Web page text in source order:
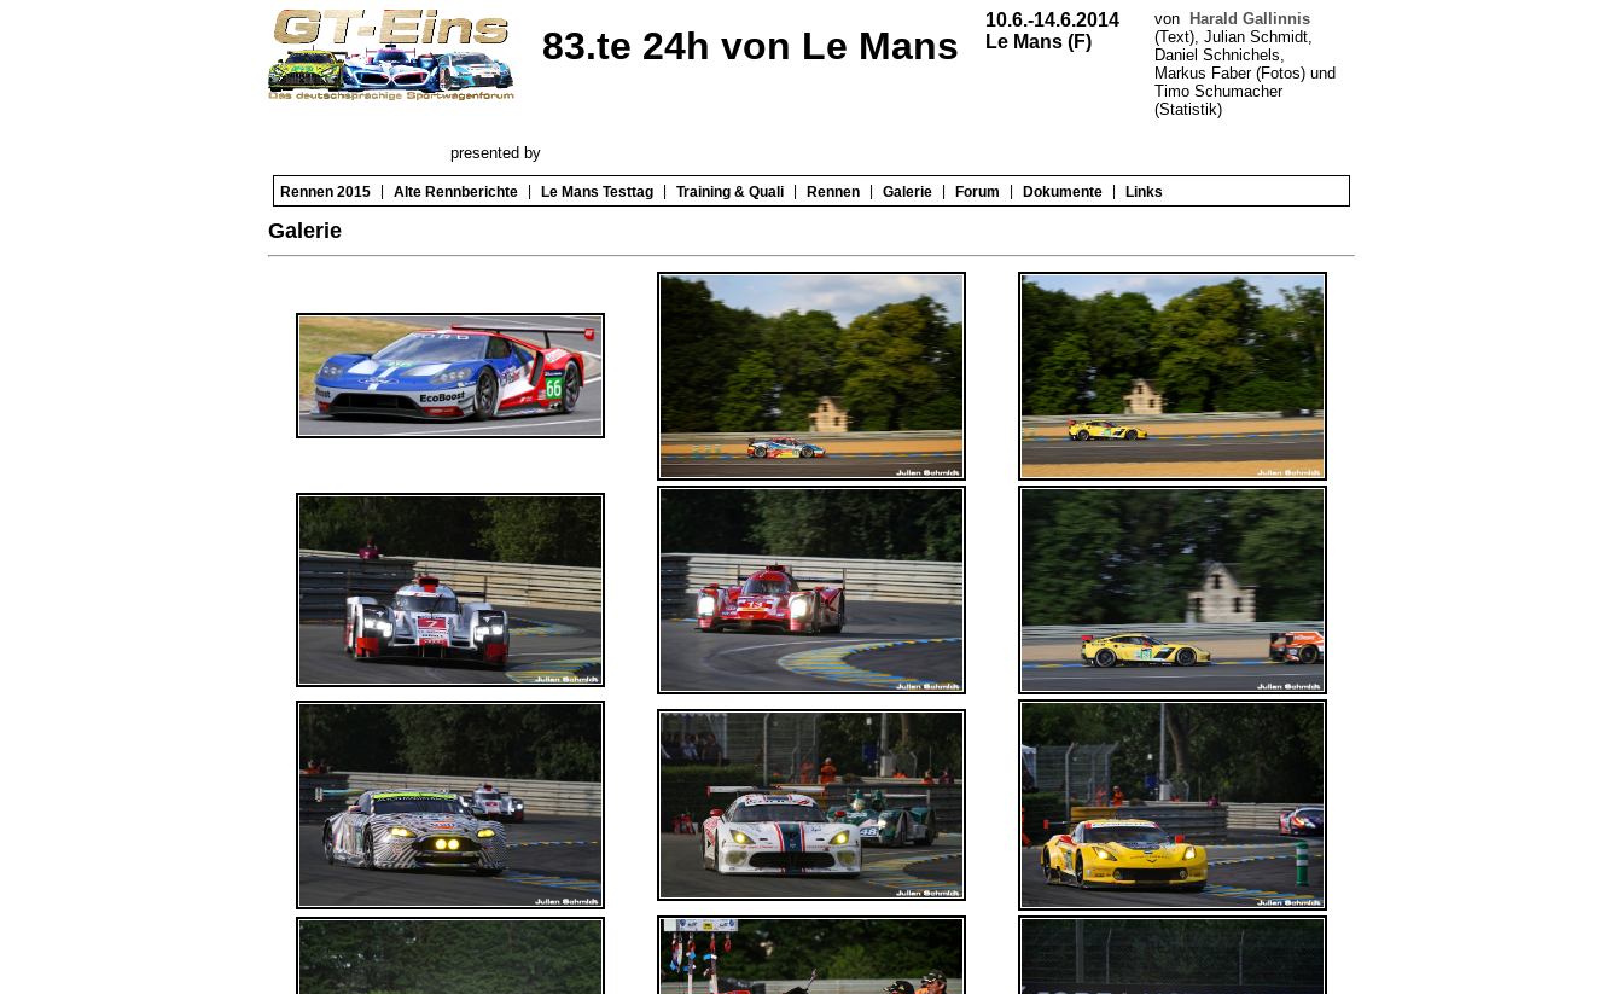
83.te 24h von Le Mans
10.6.-14.6.2014
Le Mans (F)
von
Harald Gallinnis
(Text), Julian Schmidt,
Daniel Schnichels,
Markus Faber (Fotos) und
Timo Schumacher
(Statistik)
presented by
Rennen 2015 Alte Rennberichte Le Mans Testtag Training & Quali Rennen Galerie Forum Dokumente Links
Galerie